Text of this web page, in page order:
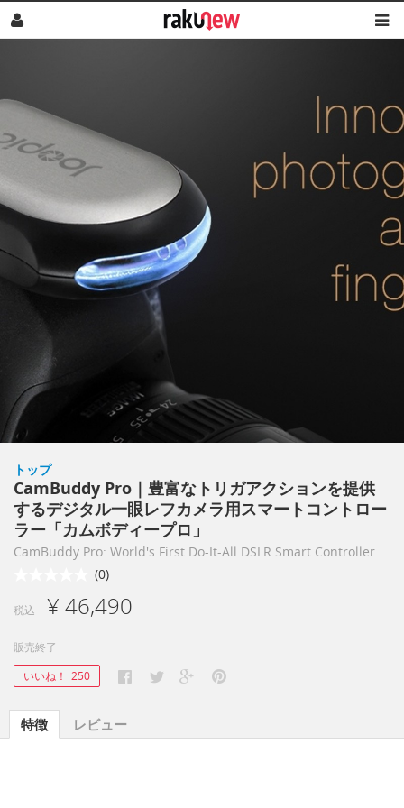
トップ
CamBuddy Pro｜豊富なトリガアクションを提供
するデジタル一眼レフカメラ用スマートコントロー
ラー「カムボディープロ」
CamBuddy Pro: World's First Do-It-All DSLR Smart Controller
(0)
税込 ¥ 46,490
販売終了
いいね！ 250
特徴 レビュー